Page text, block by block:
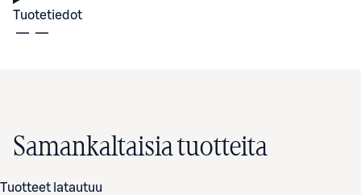
Tuotetiedot
Samankaltaisia tuotteita
Tuotteet latautuu